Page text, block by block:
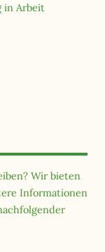
in Arbeit
Wir bieten
Informationen